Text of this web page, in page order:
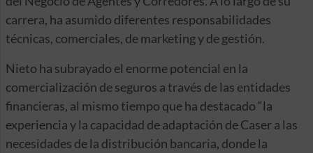
carrera, ha asumido diferentes responsabilidades
técnicas, comerciales, de marketing y de gestión.
Nieto ha subrayado el enorme potencial en la
comercialización de seguros a través de las entidades
financieras, al mismo tiempo que ha destacado “la
experiencia y la capacidad de adaptación de Caser a las
necesidades de la distribución bancaria, donde la